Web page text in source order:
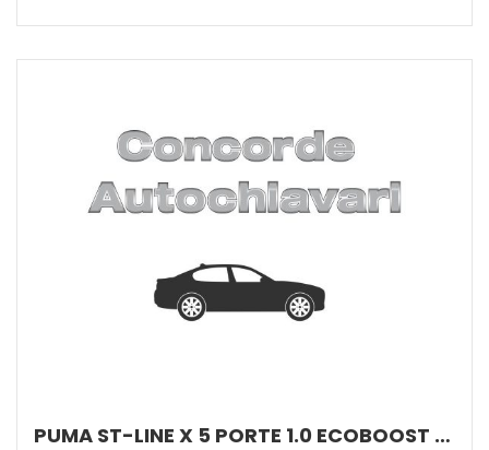
PUMA ST-LINE X 5 PORTE 1.0 ECOBOOST HYBRID 125CV MANUALE A 6 RAPPORTI